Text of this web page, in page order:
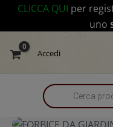
contenuto
CLICCA QUI per
uno
Accedi